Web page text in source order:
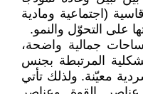
(اجتماعية ومادية
على التحوّل والنمو.
جمالية واضحة،
المرتبطة بجنس
معيّنة. ولذلك تأتي